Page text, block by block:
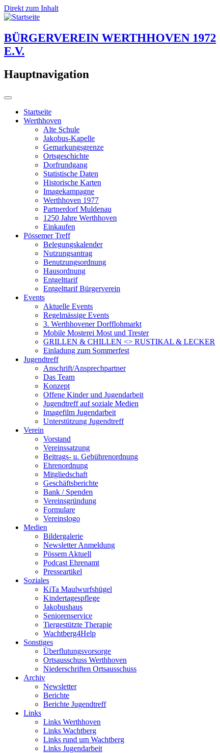
Direkt zum Inhalt
BÜRGERVEREIN WERTHHOVEN 1972
E.V.
Hauptnavigation
Startseite
Werthhoven
Alte Schule
Jakobus-Kapelle
Gemarkungsgrenze
Ortsgeschichte
Dorfrundgang
Statistische Daten
Historische Karten
Imagekampagne
Werthhoven 1977
Partnerdorf Muldenau
1250 Jahre Werthhoven
Einkaufen
Pössemer Treff
Belegungskalender
Nutzungsantrag
Benutzungsordnung
Hausordnung
Entgelttarif
Entgelttarif Bürgerverein
Events
Aktuelle Events
Regelmässige Events
3. Werthhovener Dorfflohmarkt
Mobile Mosterei Most und Trester
GRILLEN & CHILLEN <> RUSTIKAL & LECKER
Einladung zum Sommerfest
Jugendtreff
Anschrift/Ansprechpartner
Das Team
Konzept
Offene Kinder und Jugendarbeit
Jugendtreff auf soziale Medien
Imagefilm Jugendarbeit
Unterstützung Jugendtreff
Verein
Vorstand
Vereinssatzung
Beitrags- u. Gebührenordnung
Ehrenordnung
Mitgliedschaft
Geschäftsberichte
Bank / Spenden
Vereinsgründung
Formulare
Vereinslogo
Medien
Bildergalerie
Newsletter Anmeldung
Pössem Aktuell
Podcast Ehrenamt
Presseartikel
Soziales
KiTa Maulwurfshügel
Kindertagespflege
Jakobushaus
Seniorenservice
Tiergestützte Therapie
Wachtberg4Help
Sonstiges
Überflutungsvorsorge
Ortsausschuss Werthhoven
Niederschriften Ortsausschuss
Archiv
Newsletter
Berichte
Berichte Jugendtreff
Links
Links Werthhoven
Links Wachtberg
Links rund um Wachtberg
Links Jugendarbeit